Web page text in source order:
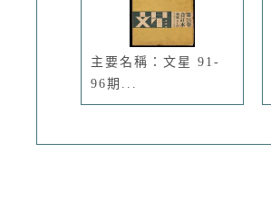
主要名稱：文星 91-
96期...